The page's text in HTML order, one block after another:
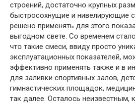
строений, достаточно крупных
быстросохнущие и нивелирующие
решено применять для этого
выгодном свете. Со временем
что такие смеси, ввиду просто
эксплуатационных показателей,
эффективно применять также и в
для заливки спортивных залов,
гимнастических площадок,
так далее. Осталось неизвестным,